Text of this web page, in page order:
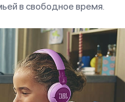
в свободное время.